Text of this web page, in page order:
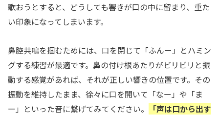
歌おうとすると、どうしても響きが口の中に留まり、重た
い印象になってしまいます。
鼻腔共鳴を掴むためには、口を閉じて「ふんー」とハミン
グする練習が最適です。鼻の付け根あたりがビリビリと振
動する感覚があれば、それが正しい響きの位置です。その
振動を維持したまま、徐々に口を開いて「なー」や「ま
ー」といった音に繋げてみてください。
「声は口から出す